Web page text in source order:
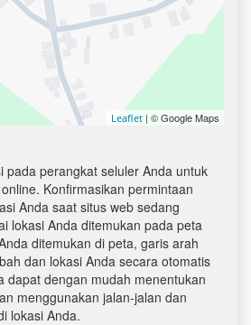
Leaflet | © Google Maps
pada perangkat seluler Anda untuk
Konfirmasikan permintaan
Anda saat situs web sedang
lokasi Anda ditemukan pada peta
ditemukan di peta, garis arah
dan lokasi Anda secara otomatis
dapat dengan mudah menentukan
menggunakan jalan-jalan dan
lokasi Anda.